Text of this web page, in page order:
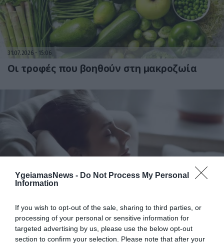
YgeiamasNews - Do Not Process My Personal
Information
If you wish to opt-out of the sale, sharing to third parties, or
processing of your personal or sensitive information for
targeted advertising by us, please use the below opt-out
section to confirm your selection. Please note that after your
31.07.2026 15:06
Οι τροφές που βοηθούν στη μακροζωία
31.07.2026 15:05
και μπορεί να προειδοποιεί για
καρδιοπάθεια